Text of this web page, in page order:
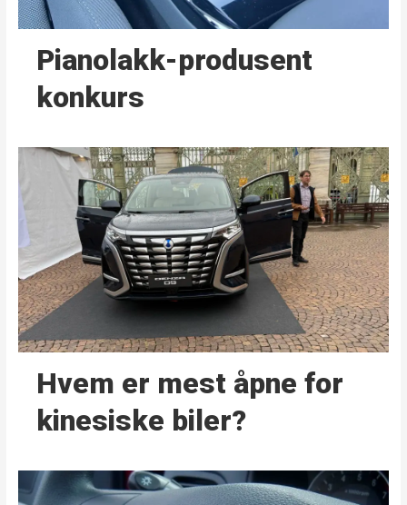
Pianolakk-produsent
konkurs
Hvem er mest åpne for
kinesiske biler?